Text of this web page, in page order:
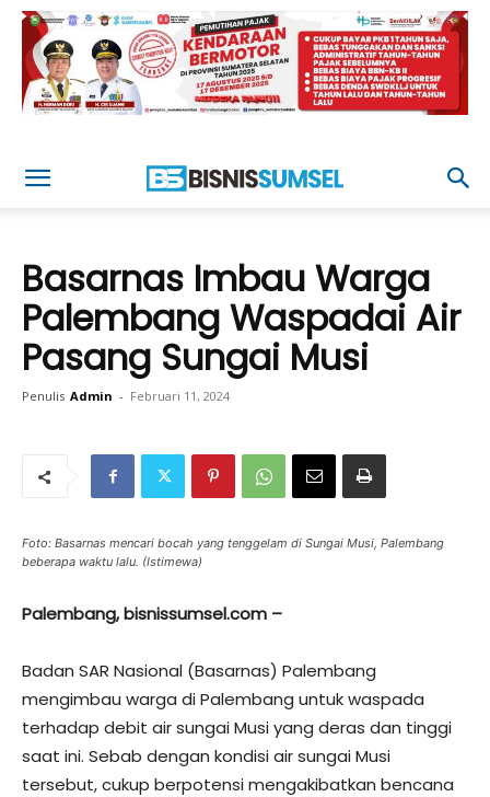
Basarnas Imbau Warga
Palembang Waspadai Air
Pasang Sungai Musi
Penulis Admin - Februari 11, 2024
Foto: Basarnas mencari bocah yang tenggelam di Sungai Musi, Palembang
beberapa waktu lalu. (Istimewa)
Palembang, bisnissumsel.com –
Badan SAR Nasional (Basarnas) Palembang
mengimbau warga di Palembang untuk waspada
terhadap debit air sungai Musi yang deras dan tinggi
saat ini. Sebab dengan kondisi air sungai Musi
tersebut, cukup berpotensi mengakibatkan bencana